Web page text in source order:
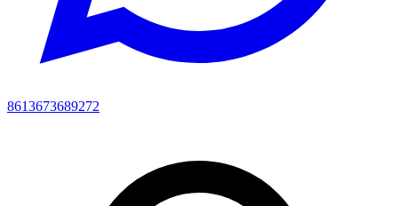
8613673689272